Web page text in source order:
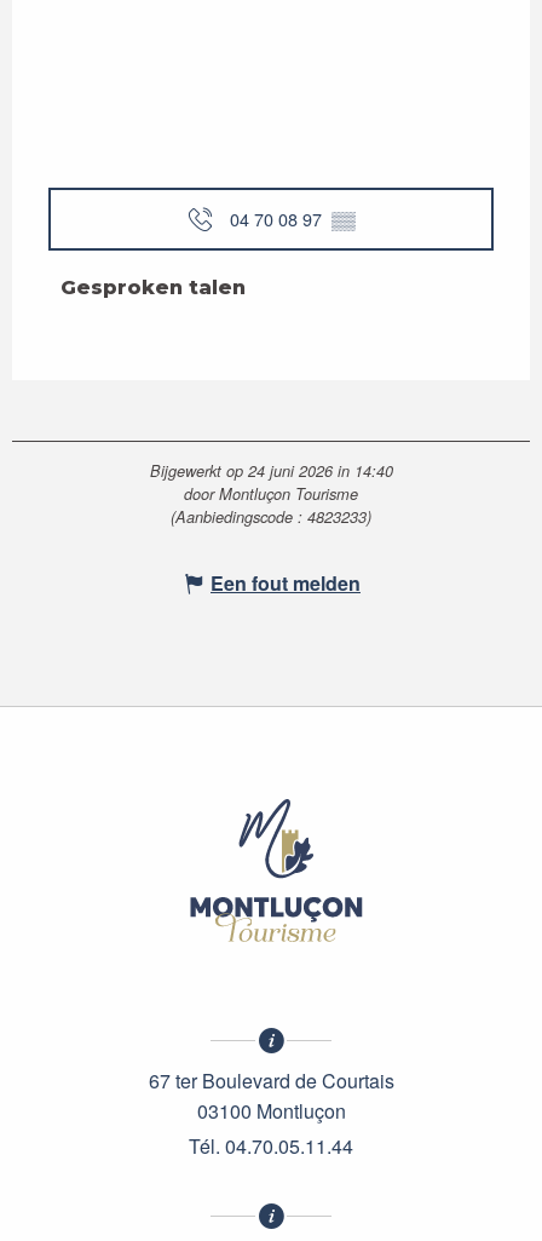
04 70 08 97 ▒▒
Gesproken talen
Gesproken talen
Bijgewerkt op 24 juni 2026 in 14:40
door Montluçon Tourisme
(Aanbiedingscode : 4823233)
Een fout melden
67 ter Boulevard de Courtais
03100 Montluçon
Tél. 04.70.05.11.44